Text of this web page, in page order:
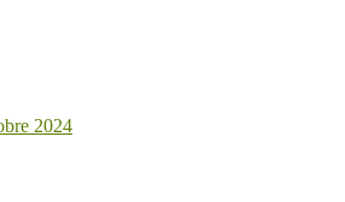
2024